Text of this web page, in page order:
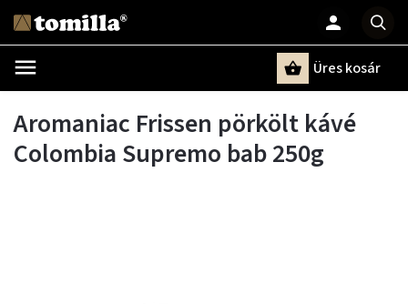
Üres kosár
Aromaniac Frissen pörkölt kávé
Colombia Supremo bab 250g